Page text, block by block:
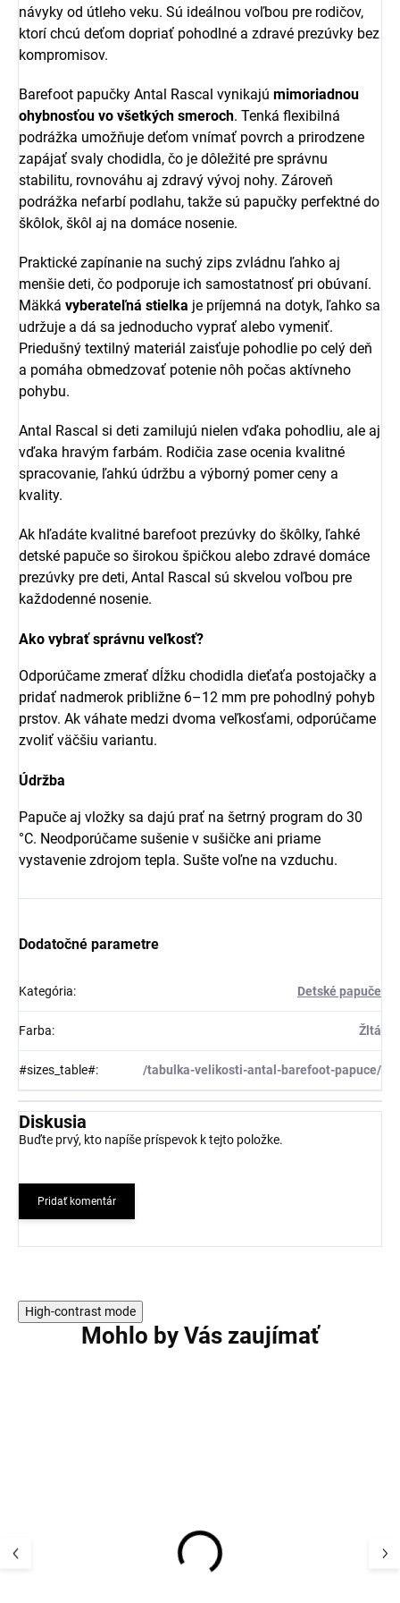
návyky od útleho veku. Sú ideálnou voľbou pre rodičov,
ktorí chcú deťom dopriať pohodlné a zdravé prezúvky bez
kompromisov.
Barefoot papučky Antal Rascal vynikajú mimoriadnou
ohybnosťou vo všetkých smeroch. Tenká flexibilná
podrážka umožňuje deťom vnímať povrch a prirodzene
zapájať svaly chodidla, čo je dôležité pre správnu
stabilitu, rovnováhu aj zdravý vývoj nohy. Zároveň
podrážka nefarbí podlahu, takže sú papučky perfektné do
škôlok, škôl aj na domáce nosenie.
Praktické zapínanie na suchý zips zvládnu ľahko aj
menšie deti, čo podporuje ich samostatnosť pri obúvaní.
Mäkká vyberateľná stielka je príjemná na dotyk, ľahko sa
udržuje a dá sa jednoducho vyprať alebo vymeniť.
Priedušný textilný materiál zaisťuje pohodlie po celý deň
a pomáha obmedzovať potenie nôh počas aktívneho
pohybu.
Antal Rascal si deti zamilujú nielen vďaka pohodliu, ale aj
vďaka hravým farbám. Rodičia zase ocenia kvalitné
spracovanie, ľahkú údržbu a výborný pomer ceny a
kvality.
Ak hľadáte kvalitné barefoot prezúvky do škôlky, ľahké
detské papuče so širokou špičkou alebo zdravé domáce
prezúvky pre deti, Antal Rascal sú skvelou voľbou pre
každodenné nosenie.
Ako vybrať správnu veľkosť?
Odporúčame zmerať dĺžku chodidla dieťaťa postojačky a
pridať nadmerok približne 6–12 mm pre pohodlný pohyb
prstov. Ak váhate medzi dvoma veľkosťami, odporúčame
zvoliť väčšiu variantu.
Údržba
Papuče aj vložky sa dajú prať na šetrný program do 30
°C. Neodporúčame sušenie v sušičke ani priame
vystavenie zdrojom tepla. Sušte voľne na vzduchu.
Dodatočné parametre
Kategória: Detské papuče
Farba: Žltá
#sizes_table#: /tabulka-velikosti-antal-barefoot-papuce/
Diskusia
Buďte prvý, kto napíše príspevok k tejto položke.
Pridať komentár
High-contrast mode
Mohlo by Vás zaujímať